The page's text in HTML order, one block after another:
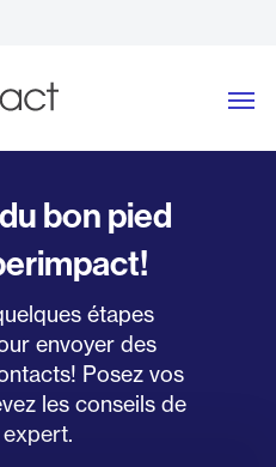
bon pied
étapes
envoyer des
Posez vos
les conseils de